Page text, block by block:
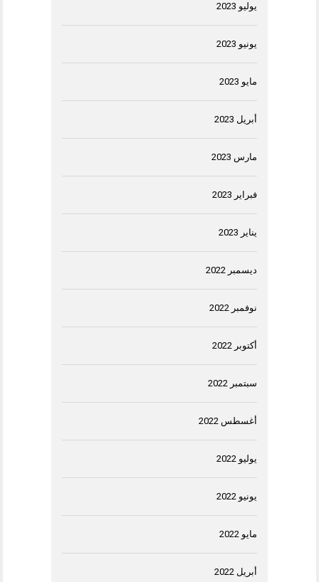
يوليو 2023
يونيو 2023
مايو 2023
أبريل 2023
مارس 2023
فبراير 2023
يناير 2023
ديسمبر 2022
نوفمبر 2022
أكتوبر 2022
سبتمبر 2022
أغسطس 2022
يوليو 2022
يونيو 2022
مايو 2022
أبريل 2022